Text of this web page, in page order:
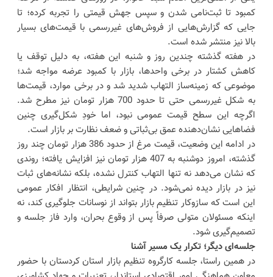
کمبود تا ثبت‌نامی شدن و سپس جهش قیمتی را تجربه کرده؛ تا
جایی که گزارش‌هایی از فروش‌های غیررسمی با قیمت‌های بسیار
بالا نیز منتشر شده است.
در هفته گذشته چندین روز و شنبه این هفته، به دلیل توقف یا
کاهش کشتار در برخی واحدها، بازار با کمبود عرضه مواجه شد؛
موضوعی که زمینه‌ساز التهاب شدید شد و در برخی موارد، قیمت‌ها
به شکل غیررسمی حتی تا حدود 700 هزار تومان نیز مطرح شد.
اگرچه این سطح قیمت عمومی نبود، اما خودِ شکل‌گیری چنین
فضاهایی نشان‌دهنده عمق بی‌ثباتی و ضعف نظارت بر بازار است.
در ادامه این وضعیت، قیمت مرغ از حدود 386 هزار تومان چند روز
گذشته، امروز دوشنبه به 407 هزار تومان نیز افزایش یافته؛ روندی
که نشان می‌دهد نه تنها التهاب کنترل نشده، بلکه نشانه‌های ثبات
نیز در بازار دیده نمی‌شود. در چنین شرایطی، انتظار افکار عمومی
این است که سازوکار تنظیم بازار بتواند از نوسانات جلوگیری کند، نه
اینکه مسئولان متولی صرفاً پس از وقوع بحران، وارد فاز جلسه و
تصمیم‌گیری شود.
جلسه‌ای دیگر؛ تکرار یک مسیر آشنا
در همین راستا، جلسه کارگروه تنظیم بازار استان کردستان با حضور